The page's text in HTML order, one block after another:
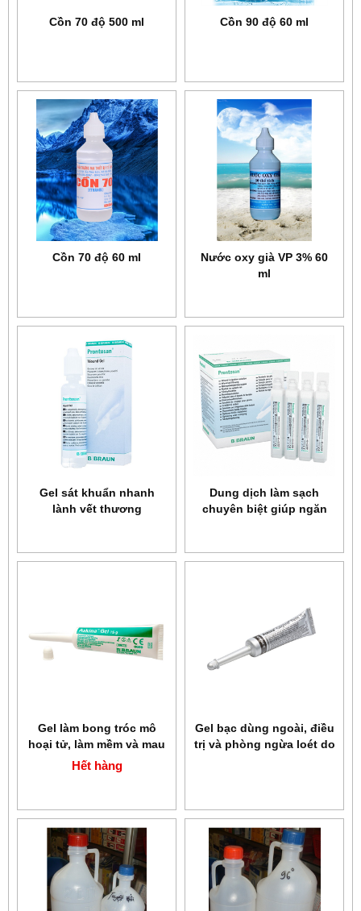
Cồn 70 độ 500 ml Cồn 90 độ 60 ml
Cồn 70 độ 60 ml
Nước oxy già VP 3% 60
ml
Gel sát khuẩn nhanh
lành vết thương
Dung dịch làm sạch
chuyên biệt giúp ngăn
Gel làm bong tróc mô
hoại tử, làm mềm và mau
lành vết thương Askina
Gel 15 gr
Hết hàng
Gel bạc dùng ngoài, điều
trị và phòng ngừa loét do